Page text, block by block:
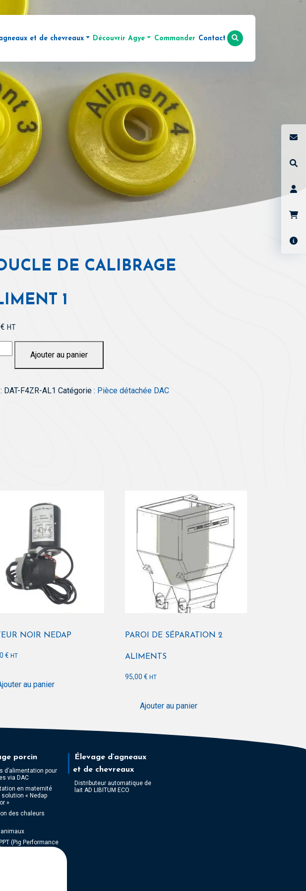
les truies via DAC
la solution « Nedap Activator »
Testing)
et de chevreaux
automatique de lait AD LIBITUM ECO
Découvrir Agye
Actualités
Commander Contact
DE CALIBRAGE
1
€ HT
Ajouter au panier
DAT-F4ZR-AL1 Catégorie : Pièce détachée DAC
NOIR NEDAP
€ HT
au panier
PAROI DE SÉPARATION 2
ALIMENTS
95,00€ HT
Ajouter au panier
porcin
d’alimentation pour
via DAC
en maternité
solution « Nedap
»
des chaleurs
(Pig Performance
Élevage d’agneaux
et de chevreaux
Distributeur automatique de
lait AD LIBITUM ECO